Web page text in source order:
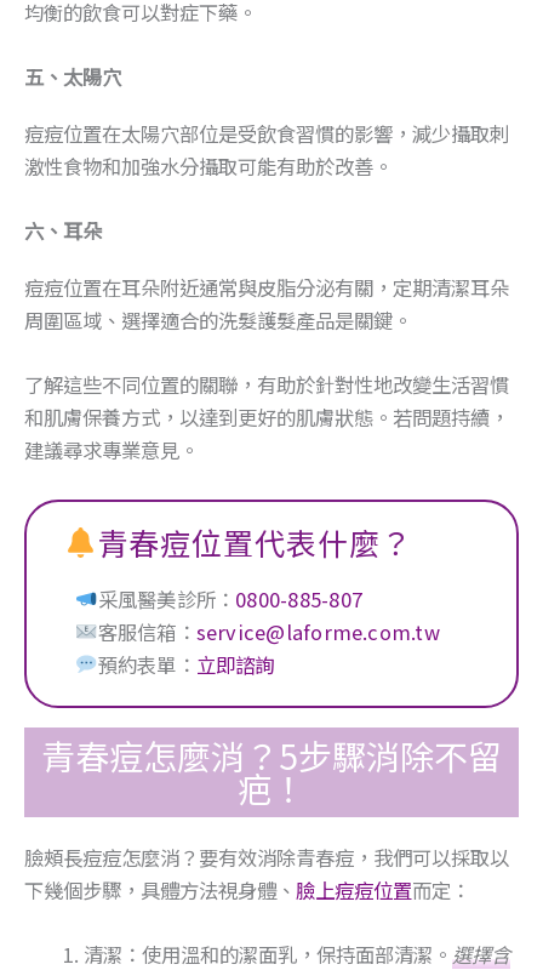
均衡的飲食可以對症下藥。
五、太陽穴
痘痘位置在太陽穴部位是受飲食習慣的影響，減少攝取刺
激性食物和加強水分攝取可能有助於改善。
六、耳朵
痘痘位置在耳朵附近通常與皮脂分泌有關，定期清潔耳朵
周圍區域、選擇適合的洗髮護髮產品是關鍵。
了解這些不同位置的關聯，有助於針對性地改變生活習慣
和肌膚保養方式，以達到更好的肌膚狀態。若問題持續，
建議尋求專業意見。
青春痘位置代表什麼？
采風醫美診所： 0800-885-807
客服信箱： service@laforme.com.tw
預約表單： 立即諮詢
青春痘怎麼消？5步驟消除不留
疤！
臉頰長痘痘怎麼消？要有效消除青春痘，我們可以採取以
下幾個步驟，具體方法視身體、 臉上痘痘位置而定：
清潔：使用溫和的潔面乳，保持面部清潔。選擇含